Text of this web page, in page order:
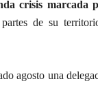
crisis marcada
de su
agosto una